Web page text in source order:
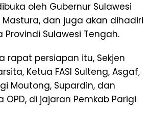
oleh Gubernur Sulawesi
Mastura, dan juga akan dihadiri
Provindi Sulawesi Tengah.
rapat persiapan itu, Sekjen
Ketua FASI Sulteng, Asgaf,
Moutong, Supardin, dan
OPD, di jajaran Pemkab Parigi